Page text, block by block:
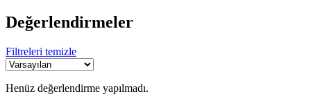
Değerlendirmeler
Filtreleri temizle
Henüz değerlendirme yapılmadı.